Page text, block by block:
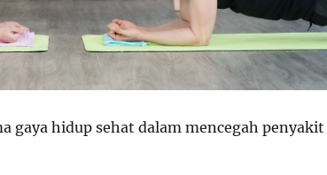
gaya hidup sehat dalam mencegah penyakit